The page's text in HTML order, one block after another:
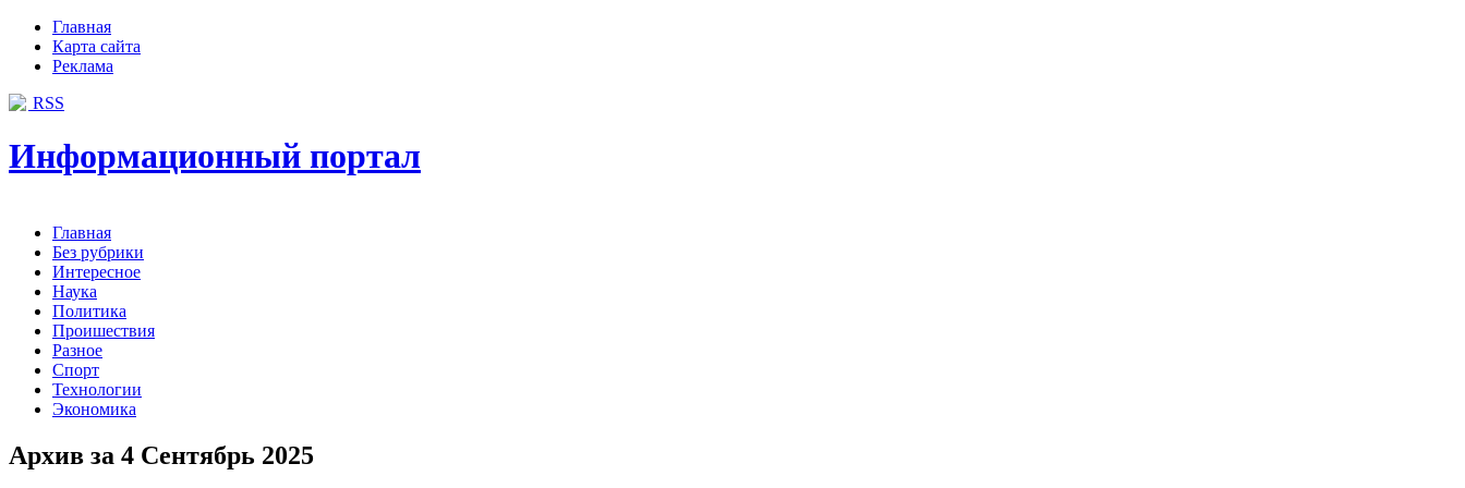
Главная
Карта сайта
Реклама
RSS
Информационный портал
Главная
Без рубрики
Интересное
Наука
Политика
Проишествия
Разное
Спорт
Технологии
Экономика
Архив за 4 Сентябрь 2025